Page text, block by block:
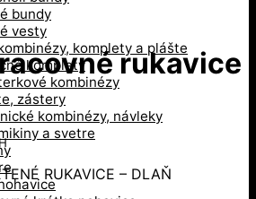
bundy
vesty
komplety a plášte
komplety
kombinézy
zástery
kombinézy, návleky
a svetre
rukavice
RUKAVICE – DLAŇ